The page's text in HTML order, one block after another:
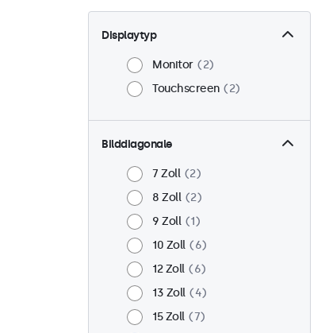
Displaytyp
Monitor
2
Touchscreen
2
Bilddiagonale
7 Zoll
2
8 Zoll
2
9 Zoll
1
10 Zoll
6
12 Zoll
6
13 Zoll
4
15 Zoll
7